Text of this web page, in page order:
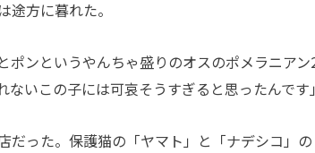
方に暮れた。
ポンというやんちゃ盛りのオスのポメラニアン
いこの子には可哀そうすぎると思ったんです
った。保護猫の「ヤマト」と「ナデシコ」